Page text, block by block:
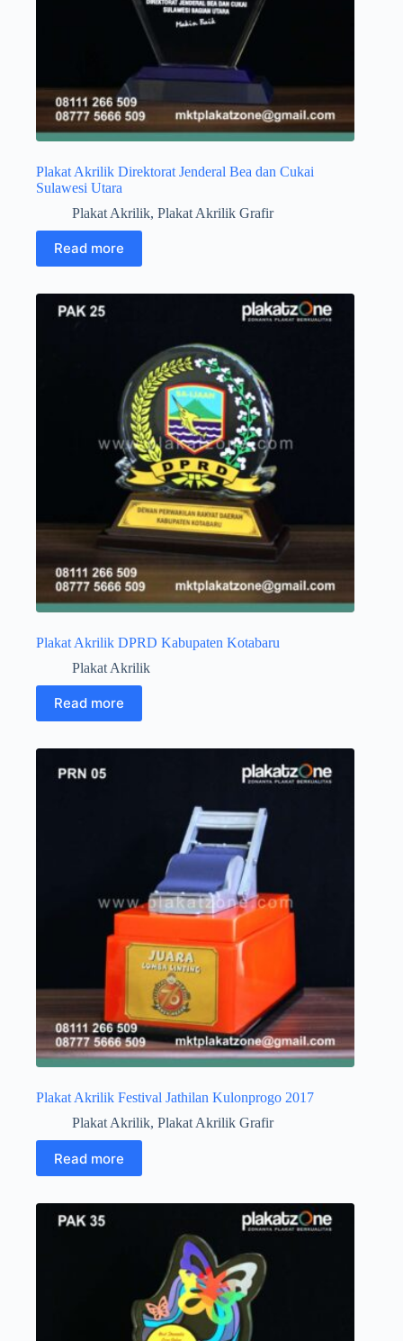
Plakat Akrilik Direktorat Jenderal Bea dan Cukai
Sulawesi Utara
Plakat Akrilik, Plakat Akrilik Grafir
Read more
Plakat Akrilik DPRD Kabupaten Kotabaru
Plakat Akrilik
Read more
Plakat Akrilik Festival Jathilan Kulonprogo 2017
Plakat Akrilik, Plakat Akrilik Grafir
Read more